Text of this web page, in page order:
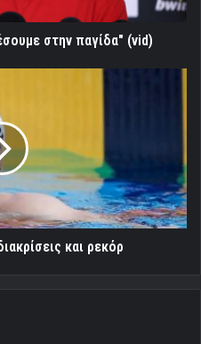
στην παγίδα" (vid)
και ρεκόρ